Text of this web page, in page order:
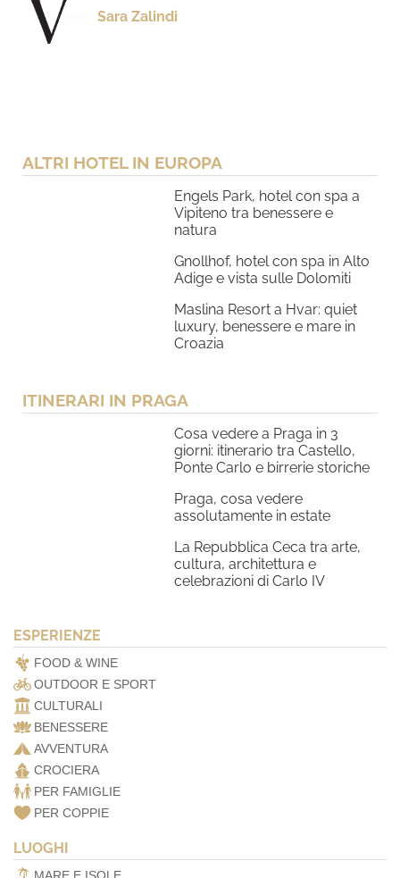
Sara Zalindi
ALTRI HOTEL IN EUROPA
Engels Park, hotel con spa a
Vipiteno tra benessere e
natura
Gnollhof, hotel con spa in Alto
Adige e vista sulle Dolomiti
Maslina Resort a Hvar: quiet
luxury, benessere e mare in
Croazia
ITINERARI IN PRAGA
Cosa vedere a Praga in 3
giorni: itinerario tra Castello,
Ponte Carlo e birrerie storiche
Praga, cosa vedere
assolutamente in estate
La Repubblica Ceca tra arte,
cultura, architettura e
celebrazioni di Carlo IV
ESPERIENZE
FOOD & WINE
OUTDOOR E SPORT
CULTURALI
BENESSERE
AVVENTURA
CROCIERA
PER FAMIGLIE
PER COPPIE
LUOGHI
MARE E ISOLE